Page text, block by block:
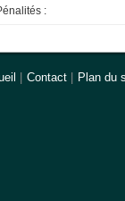
:
Contact Plan du